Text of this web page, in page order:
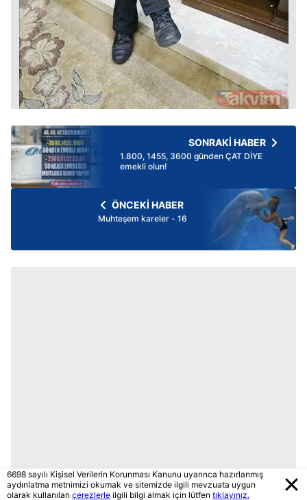
SONRAKİ HABER
1.800, 1455, 3600 günden ÇAT DİYE
emekli olun!
ÖNCEKİ HABER
Muhteşem kareler - 16
6698 sayılı Kişisel Verilerin Korunması Kanunu uyarınca hazırlanmış
aydınlatma metnimizi okumak ve sitemizde ilgili mevzuata uygun
olarak kullanılan çerezlerle ilgili bilgi almak için lütfen tıklayınız.